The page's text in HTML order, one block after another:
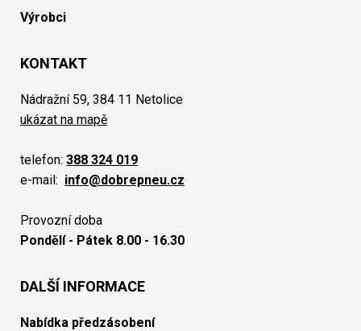
Výrobci
KONTAKT
Nádražní 59, 384 11 Netolice
ukázat na mapě
telefon: 388 324 019
e-mail: info@dobrepneu.cz
Provozní doba
Pondělí - Pátek 8.00 - 16.30
DALŠÍ INFORMACE
Nabídka předzásobení